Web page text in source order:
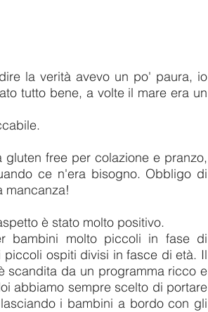
la verità avevo un po' paura, io
tutto bene, a volte il mare era un
free per colazione e pranzo,
ce n'era bisogno. Obbligo di
mancanza!
è stato molto positivo.
bambini molto piccoli in fase di
ospiti divisi in fasce di età. Il
scandita da un programma ricco e
abbiamo sempre scelto di portare
i bambini a bordo con gli